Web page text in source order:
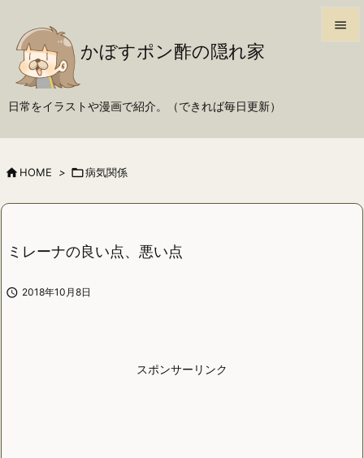
かぼすポン酢の隠れ家
日常をイラストや漫画で紹介。（できれば毎日更新）


 HOME > 病気関係
ミレーナの良い点、悪い点
 2018年10月8日
スポンサーリンク